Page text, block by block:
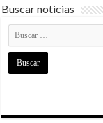
Buscar noticias